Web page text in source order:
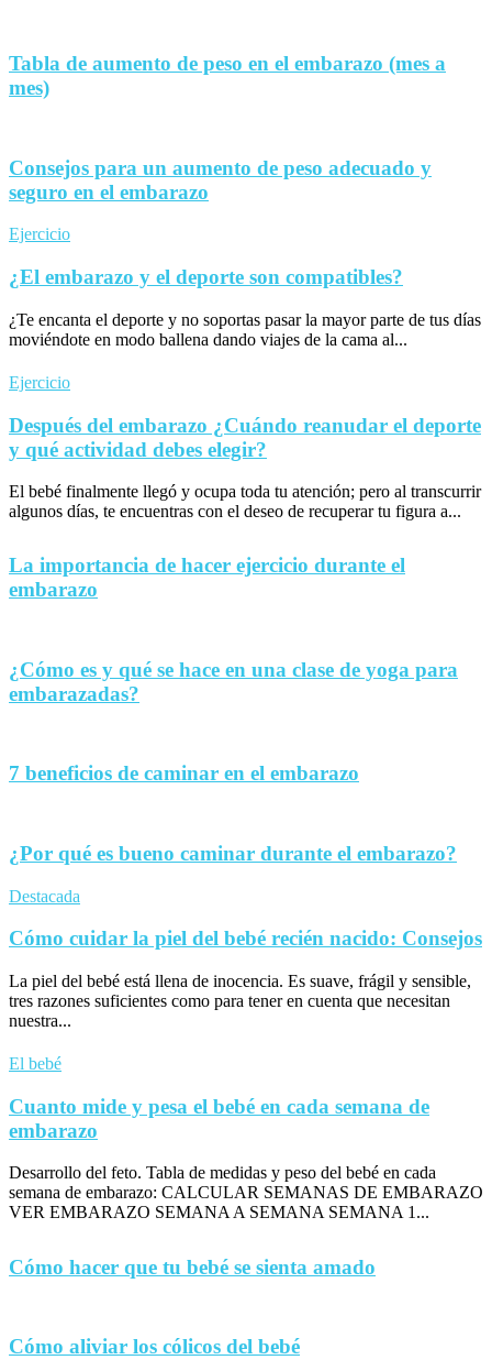
Tabla de aumento de peso en el embarazo (mes a
mes)
Consejos para un aumento de peso adecuado y
seguro en el embarazo
Ejercicio
¿El embarazo y el deporte son compatibles?
¿Te encanta el deporte y no soportas pasar la mayor parte de tus días
moviéndote en modo ballena dando viajes de la cama al...
Ejercicio
Después del embarazo ¿Cuándo reanudar el deporte
y qué actividad debes elegir?
El bebé finalmente llegó y ocupa toda tu atención; pero al transcurrir
algunos días, te encuentras con el deseo de recuperar tu figura a...
La importancia de hacer ejercicio durante el
embarazo
¿Cómo es y qué se hace en una clase de yoga para
embarazadas?
7 beneficios de caminar en el embarazo
¿Por qué es bueno caminar durante el embarazo?
Destacada
Cómo cuidar la piel del bebé recién nacido: Consejos
La piel del bebé está llena de inocencia. Es suave, frágil y sensible,
tres razones suficientes como para tener en cuenta que necesitan
nuestra...
El bebé
Cuanto mide y pesa el bebé en cada semana de
embarazo
Desarrollo del feto. Tabla de medidas y peso del bebé en cada
semana de embarazo: CALCULAR SEMANAS DE EMBARAZO
VER EMBARAZO SEMANA A SEMANA SEMANA 1...
Cómo hacer que tu bebé se sienta amado
Cómo aliviar los cólicos del bebé